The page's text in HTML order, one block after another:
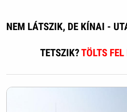
NEM LÁTSZIK, DE KÍNAI -
TETSZIK?TÖLTS